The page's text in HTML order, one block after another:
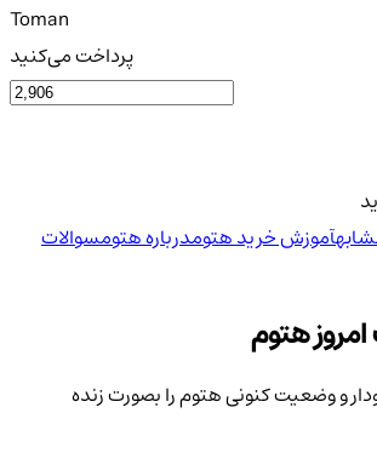
Toman
پرداخت می‌کنید
آموزش خرید هتومدرباره هتومسوالات
هتوم
و وضعیت کنونی هتوم را بصورت زنده